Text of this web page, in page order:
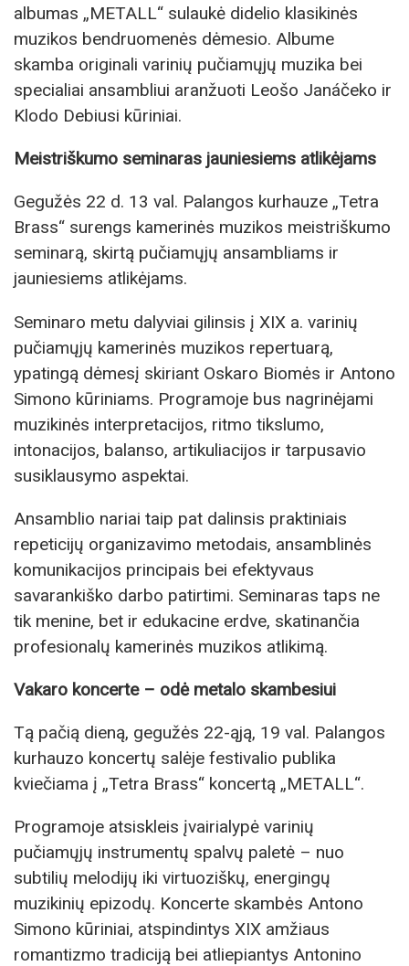
albumas „METALL“ sulaukė didelio klasikinės
muzikos bendruomenės dėmesio. Albume
skamba originali varinių pučiamųjų muzika bei
specialiai ansambliui aranžuoti Leošo Janáčeko ir
Klodo Debiusi kūriniai.
Meistriškumo seminaras jauniesiems atlikėjams
Gegužės 22 d. 13 val. Palangos kurhauze „Tetra
Brass“ surengs kamerinės muzikos meistriškumo
seminarą, skirtą pučiamųjų ansambliams ir
jauniesiems atlikėjams.
Seminaro metu dalyviai gilinsis į XIX a. varinių
pučiamųjų kamerinės muzikos repertuarą,
ypatingą dėmesį skiriant Oskaro Biomės ir Antono
Simono kūriniams. Programoje bus nagrinėjami
muzikinės interpretacijos, ritmo tikslumo,
intonacijos, balanso, artikuliacijos ir tarpusavio
susiklausymo aspektai.
Ansamblio nariai taip pat dalinsis praktiniais
repeticijų organizavimo metodais, ansamblinės
komunikacijos principais bei efektyvaus
savarankiško darbo patirtimi. Seminaras taps ne
tik menine, bet ir edukacine erdve, skatinančia
profesionalų kamerinės muzikos atlikimą.
Vakaro koncerte – odė metalo skambesiui
Tą pačią dieną, gegužės 22-ąją, 19 val. Palangos
kurhauzo koncertų salėje festivalio publika
kviečiama į „Tetra Brass“ koncertą „METALL“.
Programoje atsiskleis įvairialypė varinių
pučiamųjų instrumentų spalvų paletė – nuo
subtilių melodijų iki virtuoziškų, energingų
muzikinių epizodų. Koncerte skambės Antono
Simono kūriniai, atspindintys XIX amžiaus
romantizmo tradiciją bei atliepiantys Antonino